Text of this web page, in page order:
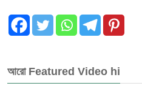
আরো Featured Video hi